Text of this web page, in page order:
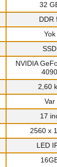
32
DDR
Yok
SSD
NVIDIA
4090
2,60
Var
17
2560 x
LED